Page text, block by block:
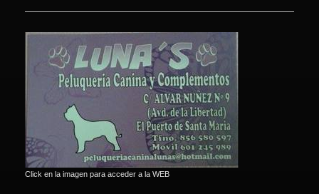
Click en la imagen para acceder a la WEB